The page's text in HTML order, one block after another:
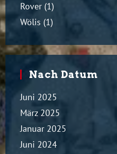
Rover (1)
Wölis (1)
Nach Datum
Juni 2025
März 2025
Januar 2025
Juni 2024